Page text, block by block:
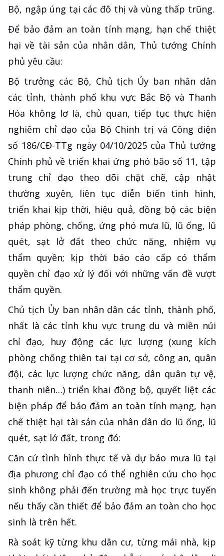
Bộ, ngập úng tại các đô thị và vùng thấp trũng.
Để bảo đảm an toàn tính mạng, hạn chế thiệt
hại về tài sản của nhân dân, Thủ tướng Chính
phủ yêu cầu:
Bộ trưởng các Bộ, Chủ tịch Ủy ban nhân dân
các tỉnh, thành phố khu vực Bắc Bộ và Thanh
Hóa không lơ là, chủ quan, tiếp tục thực hiện
nghiêm chỉ đạo của Bộ Chính trị và Công điện
số 186/CĐ-TTg ngày 04/10/2025 của Thủ tướng
Chính phủ về triển khai ứng phó bão số 11, tập
trung chỉ đạo theo dõi chặt chẽ, cập nhật
thường xuyên, liên tục diễn biến tình hình,
triển khai kịp thời, hiệu quả, đồng bộ các biện
pháp phòng, chống, ứng phó mưa lũ, lũ ống, lũ
quét, sạt lở đất theo chức năng, nhiệm vụ
thẩm quyền; kịp thời báo cáo cấp có thẩm
quyền chỉ đạo xử lý đối với những vấn đề vượt
thẩm quyền.
Chủ tịch Ủy ban nhân dân các tỉnh, thành phố,
nhất là các tỉnh khu vực trung du và miền núi
chỉ đạo, huy động các lực lượng (xung kích
phòng chống thiên tai tại cơ sở, công an, quân
đội, các lực lượng chức năng, dân quân tự vệ,
thanh niên…) triển khai đồng bộ, quyết liệt các
biện pháp để bảo đảm an toàn tính mạng, hạn
chế thiệt hại tài sản của nhân dân do lũ ống, lũ
quét, sạt lở đất, trong đó:
Căn cứ tình hình thực tế và dự báo mưa lũ tại
địa phương chỉ đạo có thể nghiên cứu cho học
sinh không phải đến trường mà học trực tuyến
nếu thấy cần thiết để bảo đảm an toàn cho học
sinh là trên hết.
Rà soát kỹ từng khu dân cư, từng mái nhà, kịp